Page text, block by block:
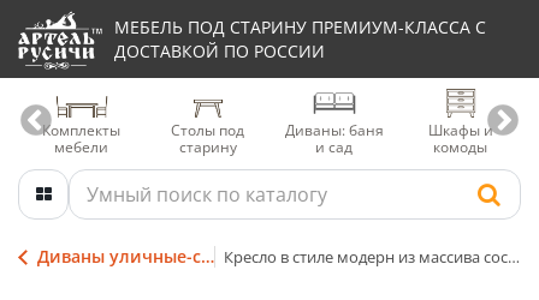
МЕБЕЛЬ ПОД СТАРИНУ ПРЕМИУМ-КЛАССА С
ДОСТАВКОЙ ПО РОССИИ
Комплекты
мебели
Столы под
старину
Диваны: баня
и сад
Шкафы и
комоды
Диваны уличные-садовые-банные Кресло в стиле модерн из массива сосны с мягкими подушками